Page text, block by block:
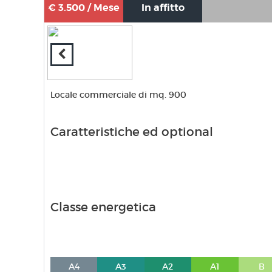
€ 3.500 / Mese In affitto
Locale commerciale di mq. 900
Caratteristiche ed optional
Classe energetica
A4 A3 A2 A1 B